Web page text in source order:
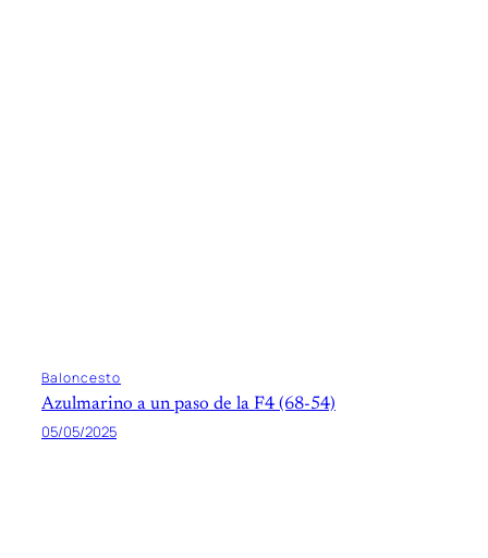
Baloncesto
Azulmarino a un paso de la F4 (68-54)
05/05/2025